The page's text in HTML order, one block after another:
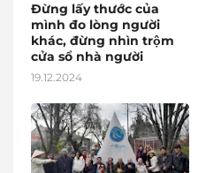
Đừng lấy thước của
mình đo lòng người
khác, đừng nhìn trộm
cửa sổ nhà người
19.12.2024